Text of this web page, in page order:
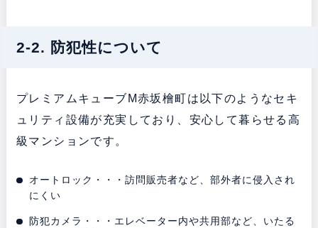
2-2. 防犯性について
プレミアムキューブM赤坂檜町は以下のようなセキ
ュリティ設備が充実しており、安心して暮らせる高
級マンションです。
オートロック・・・訪問販売者など、部外者に侵入され
にくい
防犯カメラ・・・エレベーター内や共用部など、いたる